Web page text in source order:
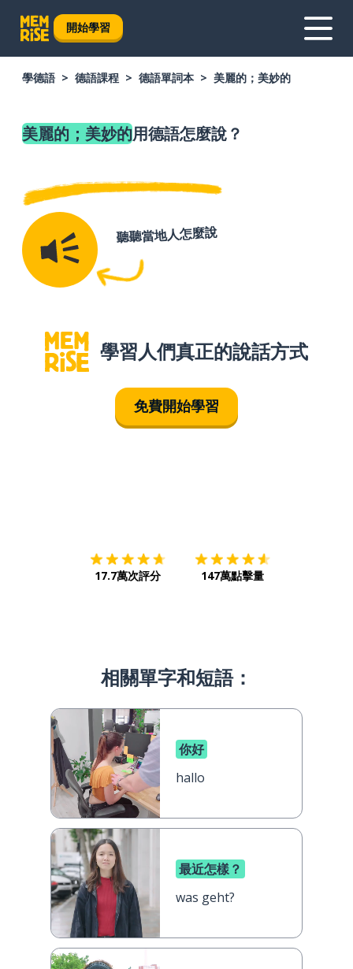
開始學習
學德語 德語課程 德語單詞本 美麗的；美妙的
美麗的；美妙的用德語怎麼說？
聽聽當地人怎麼說
學習人們真正的說話方式
免費開始學習
17.7萬次評分 147萬點擊量
相關單字和短語：
你好
hallo
最近怎樣？
was geht?